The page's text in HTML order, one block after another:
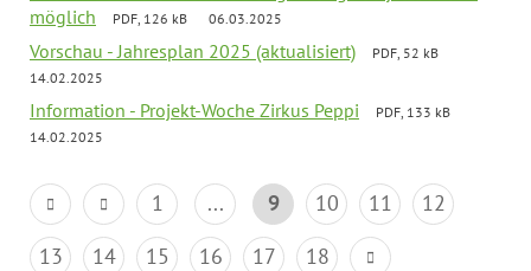
möglich
PDF, 126 kB 06.03.2025
Vorschau - Jahresplan 2025 (aktualisiert)
PDF, 52 kB
14.02.2025
Information - Projekt-Woche Zirkus Peppi
PDF, 133 kB
14.02.2025
1 ... 9 10 11
12
13
14 15 16 17 18